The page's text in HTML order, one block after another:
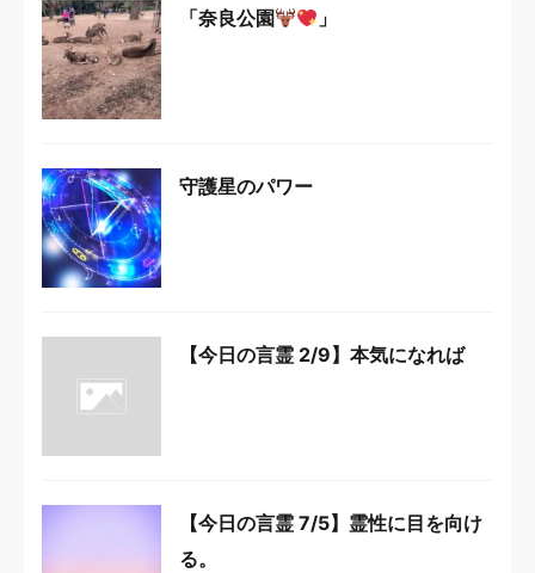
「奈良公園 」
守護星のパワー
【今日の言霊 2/9】本気になれば
【今日の言霊 7/5】霊性に目を向け
る。